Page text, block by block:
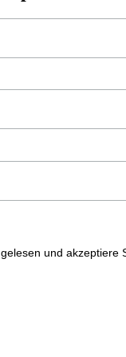
gelesen und akzeptiere